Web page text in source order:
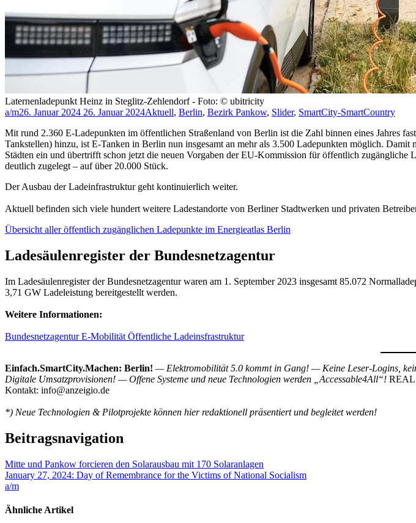
Laternenladepunkt Heinz in Steglitz-Zehlendorf - Foto: © ubitricity
a/m26. Januar 2024 26. Januar 2024Aktuell, Berlin, Bezirk Pankow, Slider, SmartCity-SmartCountry
Mit rund 2.360 E-Ladepunkten im öffentlichen Straßenland von Berlin ist die Zahl binnen eines Jahres
Tankstellen) hinzu, ist E-Tanken in Berlin nun insgesamt an mehr als 3.500 Ladepunkten möglich.
Städten ein und übertrifft schon jetzt die neuen Vorgaben der EU-Kommission für öffentlich
deutlich zugelegt – auf über 20.000 Stück.
Der Ausbau der Ladeinfrastruktur geht kontinuierlich weiter.
Aktuell befinden sich viele hundert weitere Ladestandorte von Berliner Stadtwerken und privaten
Übersicht aller öffentlich zugänglichen Ladepunkte im Energieatlas Berlin
Ladesäulenregister der Bundesnetzagentur
Im Ladesäulenregister der Bundesnetzagentur waren am 1. September 2023 insgesamt 85.072
3,71 GW Ladeleistung bereitgestellt werden.
Weitere Informationen:
Bundesnetzagentur E-Mobilität Öffentliche Ladeinsfrastruktur
Einfach.SmartCity.Machen: Berlin! — Elektromobilität 5.0 kommt in Gang! — Keine Leser-Logins,
Digitale Umsatzprovisionen! — Offene Systeme und neue Technologien werden „Accessable4All“!
Kontakt: info@anzeigio.de
*) Neue Technologien & Pilotprojekte können hier redaktionell präsentiert und begleitet werden!
Beitragsnavigation
Mitte und Pankow forcieren den Solarausbau mit 170 Solaranlagen
January 27, 2024: Day of Remembrance for the Victims of National Socialism
a/m
Ähnliche Artikel